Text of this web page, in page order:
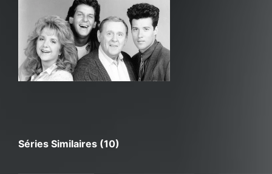
Séries Similaires (10)